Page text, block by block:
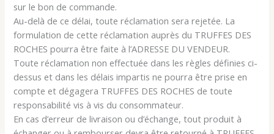
sur le bon de commande.
Au-delà de ce délai, toute réclamation sera rejetée. La
formulation de cette réclamation auprès du TRUFFES DES
ROCHES pourra être faite à l’ADRESSE DU VENDEUR.
Toute réclamation non effectuée dans les règles définies ci-
dessus et dans les délais impartis ne pourra être prise en
compte et dégagera TRUFFES DES ROCHES de toute
responsabilité vis à vis du consommateur.
En cas d’erreur de livraison ou d’échange, tout produit à